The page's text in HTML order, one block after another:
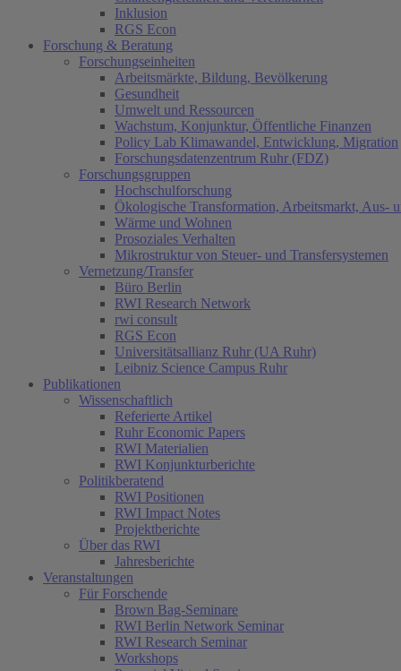
Inklusion
RGS Econ
Forschung & Beratung
Forschungseinheiten
Arbeitsmärkte, Bildung, Bevölkerung
Gesundheit
Umwelt und Ressourcen
Wachstum, Konjunktur, Öffentliche Finanzen
Policy Lab Klimawandel, Entwicklung, Migration
Forschungsdatenzentrum Ruhr (FDZ)
Forschungsgruppen
Hochschulforschung
Ökologische Transformation, Arbeitsmarkt, Aus-
Wärme und Wohnen
Prosoziales Verhalten
Mikrostruktur von Steuer- und Transfersystemen
Vernetzung/Transfer
Büro Berlin
RWI Research Network
rwi consult
RGS Econ
Universitätsallianz Ruhr (UA Ruhr)
Leibniz Science Campus Ruhr
Publikationen
Wissenschaftlich
Referierte Artikel
Ruhr Economic Papers
RWI Materialien
RWI Konjunkturberichte
Politikberatend
RWI Positionen
RWI Impact Notes
Projektberichte
Über das RWI
Jahresberichte
Veranstaltungen
Für Forschende
Brown Bag-Seminare
RWI Berlin Network Seminar
RWI Research Seminar
Workshops